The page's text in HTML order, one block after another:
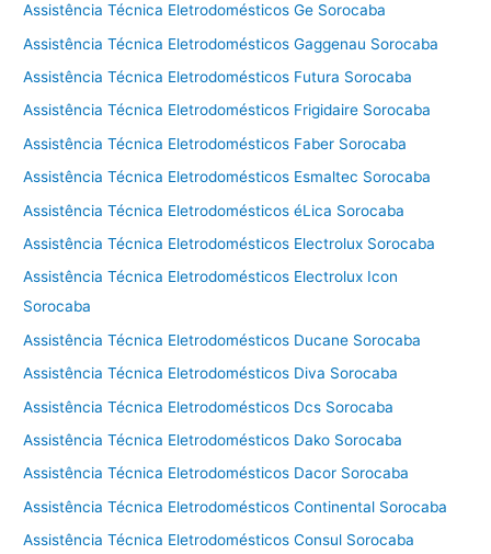
Assistência Técnica Eletrodomésticos Ge Sorocaba
Assistência Técnica Eletrodomésticos Gaggenau Sorocaba
Assistência Técnica Eletrodomésticos Futura Sorocaba
Assistência Técnica Eletrodomésticos Frigidaire Sorocaba
Assistência Técnica Eletrodomésticos Faber Sorocaba
Assistência Técnica Eletrodomésticos Esmaltec Sorocaba
Assistência Técnica Eletrodomésticos éLica Sorocaba
Assistência Técnica Eletrodomésticos Electrolux Sorocaba
Assistência Técnica Eletrodomésticos Electrolux Icon
Sorocaba
Assistência Técnica Eletrodomésticos Ducane Sorocaba
Assistência Técnica Eletrodomésticos Diva Sorocaba
Assistência Técnica Eletrodomésticos Dcs Sorocaba
Assistência Técnica Eletrodomésticos Dako Sorocaba
Assistência Técnica Eletrodomésticos Dacor Sorocaba
Assistência Técnica Eletrodomésticos Continental Sorocaba
Assistência Técnica Eletrodomésticos Consul Sorocaba